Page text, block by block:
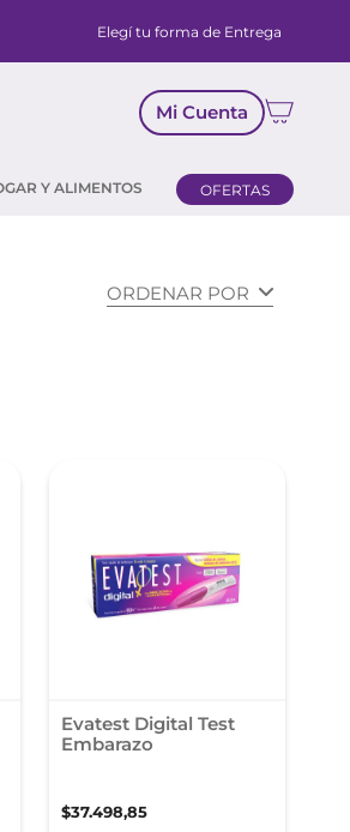
Elegí tu forma de Entrega
Mi Cuenta
Y ALIMENTOS OFERTAS
ORDENAR POR
Evatest Digital Test
Embarazo
$37.498,85